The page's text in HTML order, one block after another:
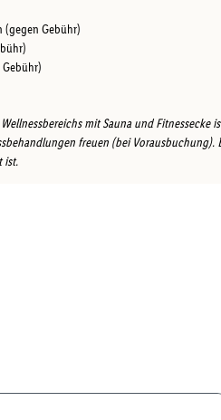
(gegen Gebühr)
mit Sauna und Fitnessecke
freuen (bei Vorausbuchung).
ist.